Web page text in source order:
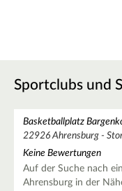
Sportclubs und
Basketballplatz
22926 Ahrensburg -
Keine Bewertungen
Auf der Suche nach
Ahrensburg in der